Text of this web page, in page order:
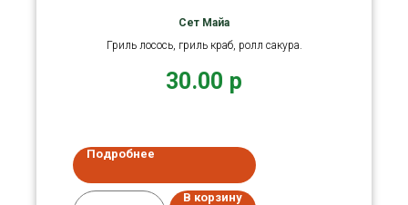
Сет Майа
Гриль лосось, гриль краб, ролл сакура.
30.00 р
Подробнее
В корзину